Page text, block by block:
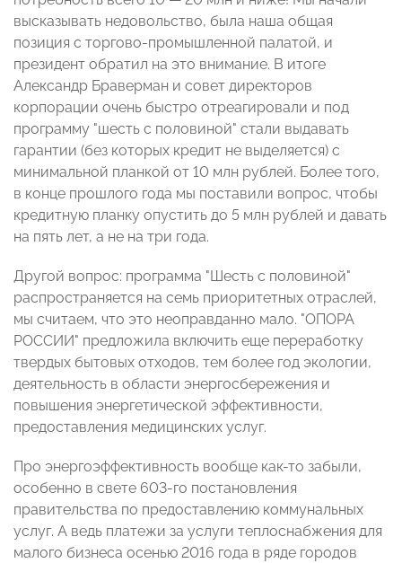
высказывать недовольство, была наша общая
позиция с торгово-промышленной палатой, и
президент обратил на это внимание. В итоге
Александр Браверман и совет директоров
корпорации очень быстро отреагировали и под
программу "шесть с половиной" стали выдавать
гарантии (без которых кредит не выделяется) с
минимальной планкой от 10 млн рублей. Более того,
в конце прошлого года мы поставили вопрос, чтобы
кредитную планку опустить до 5 млн рублей и давать
на пять лет, а не на три года.
Другой вопрос: программа "Шесть с половиной"
распространяется на семь приоритетных отраслей,
мы считаем, что это неоправданно мало. "ОПОРА
РОССИИ" предложила включить еще переработку
твердых бытовых отходов, тем более год экологии,
деятельность в области энергосбережения и
повышения энергетической эффективности,
предоставления медицинских услуг.
Про энергоэффективность вообще как-то забыли,
особенно в свете 603-го постановления
правительства по предоставлению коммунальных
услуг. А ведь платежи за услуги теплоснабжения для
малого бизнеса осенью 2016 года в ряде городов